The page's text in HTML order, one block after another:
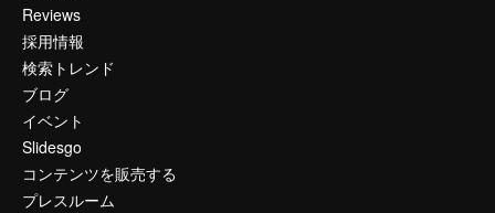
Reviews
採用情報
検索トレンド
ブログ
イベント
Slidesgo
コンテンツを販売する
プレスルーム